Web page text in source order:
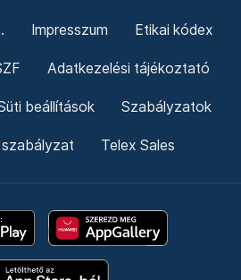
Impresszum Etikai kódex
Adatkezelési tájékoztató
beállítások Szabályzatok
szabályzat Telex Sales